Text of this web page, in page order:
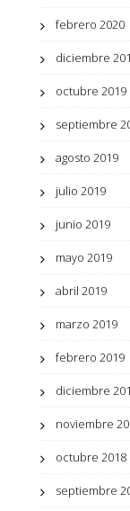
febrero 2020
diciembre
octubre 2019
septiembre
agosto 2019
julio 2019
junio 2019
mayo 2019
abril 2019
marzo 2019
febrero 2019
diciembre
noviembre
octubre 2018
septiembre